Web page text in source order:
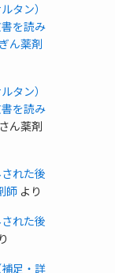
タン）
を読み
ん薬剤
タン）
を読み
ん薬剤
れた後
師 より
れた後
足・詳